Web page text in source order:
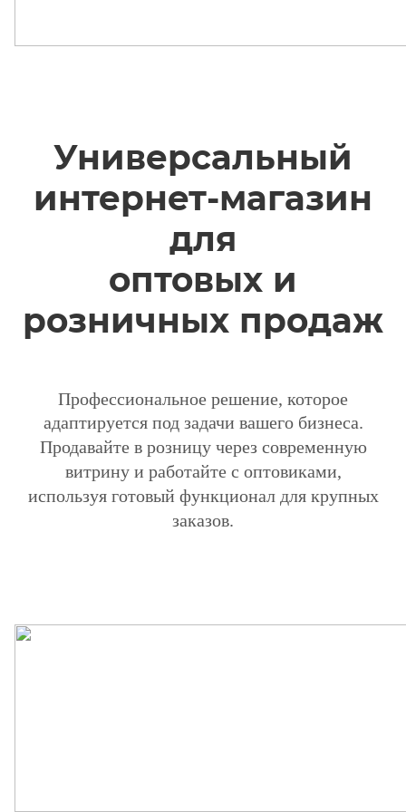
Универсальный
интернет-магазин
для
оптовых и
розничных продаж
Профессиональное решение, которое
адаптируется под задачи вашего бизнеса.
Продавайте в розницу через современную
витрину и работайте с оптовиками,
используя готовый функционал для крупных
заказов.